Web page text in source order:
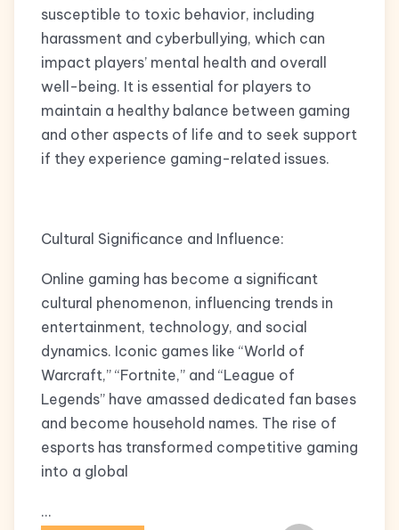
susceptible to toxic behavior, including
harassment and cyberbullying, which can
impact players’ mental health and overall
well-being. It is essential for players to
maintain a healthy balance between gaming
and other aspects of life and to seek support
if they experience gaming-related issues.
Cultural Significance and Influence:
Online gaming has become a significant
cultural phenomenon, influencing trends in
entertainment, technology, and social
dynamics. Iconic games like “World of
Warcraft,” “Fortnite,” and “League of
Legends” have amassed dedicated fan bases
and become household names. The rise of
esports has transformed competitive gaming
into a global
…